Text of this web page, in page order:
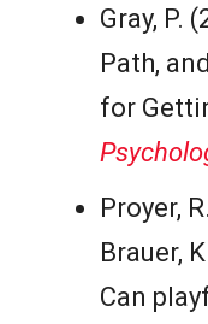
Gray, P.
Path,
for
Proyer,
Brauer,
Can